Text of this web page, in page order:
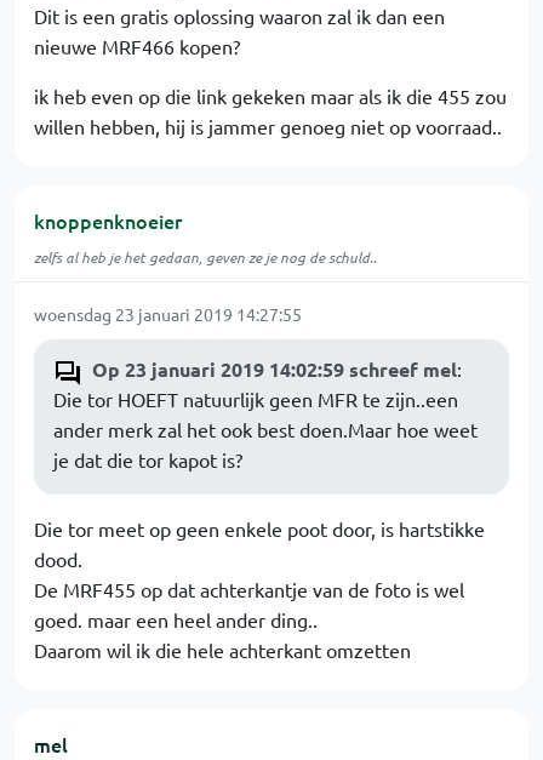
Dit is een gratis oplossing waaron zal ik dan een
nieuwe MRF466 kopen?
ik heb even op die link gekeken maar als ik die 455 zou
willen hebben, hij is jammer genoeg niet op voorraad..
knoppenknoeier
zelfs al heb je het gedaan, geven ze je nog de schuld..
woensdag 23 januari 2019 14:27:55
Op 23 januari 2019 14:02:59 schreef mel:
Die tor HOEFT natuurlijk geen MFR te zijn..een
ander merk zal het ook best doen.Maar hoe weet
je dat die tor kapot is?
Die tor meet op geen enkele poot door, is hartstikke
dood.
De MRF455 op dat achterkantje van de foto is wel
goed. maar een heel ander ding..
Daarom wil ik die hele achterkant omzetten
mel